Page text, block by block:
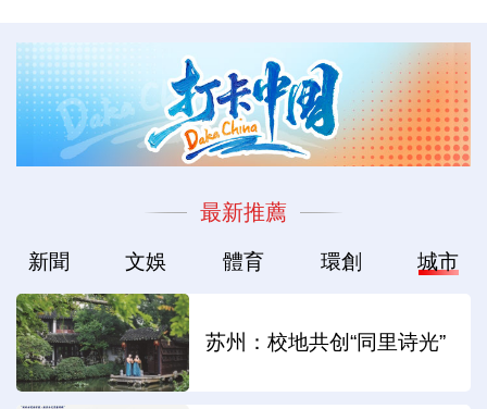
最新推薦
新聞 文娛 體育 環創 城市
苏州：校地共创“同里诗光”